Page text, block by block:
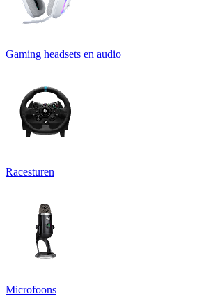
Gaming headsets en audio
Racesturen
Microfoons